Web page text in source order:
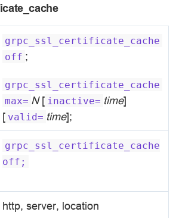
grpc_ssl_certificate_cache
off ;
grpc_ssl_certificate_cache
max= N[ inactive= time]
[ valid= time];
grpc_ssl_certificate_cache
off;
http, server, location